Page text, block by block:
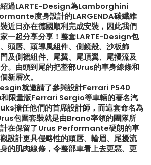
紹過LARTE-Design為Lamborghini
度身設計的LARGENDA碳纖維
近日亦在德國順利完成安裝，因此我們
一起分享分享！整套LARTE-Design包
頭唇、頭導風組件、側鏡殼、沙板飾
及側裙組件、尾翼、尾頂翼、尾擾流及
。由頭到尾的把整部Urus的車身線條和
新層次。
就邀請了參與設計Ferrari P540
量版Ferrari Sergio等車輛的著名汽
擔任他們的首席設計師，而這套命名為
包圍套裝就是由Brano率領的團隊所
計在保留了Urus Performante硬朗的車
設計更具侵略性的頭唇、輪眉、尾擾流
的肌肉線條，令整部車看上去更惡、更
Huracan
造出終極版
【真正碳為觀止!! McLaren
720S升級攻略】
【不能錯過的最新升級改
Instagram Reels】